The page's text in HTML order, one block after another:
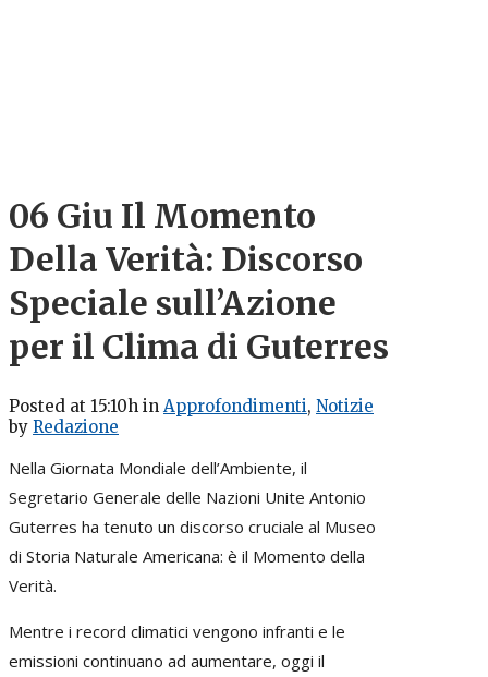
06 Giu Il Momento
Della Verità: Discorso
Speciale sull’Azione
per il Clima di Guterres
Posted at 15:10h in Approfondimenti, Notizie
by Redazione
Nella Giornata Mondiale dell’Ambiente, il
Segretario Generale delle Nazioni Unite Antonio
Guterres ha tenuto un discorso cruciale al Museo
di Storia Naturale Americana: è il Momento della
Verità.
Mentre i record climatici vengono infranti e le
emissioni continuano ad aumentare, oggi il